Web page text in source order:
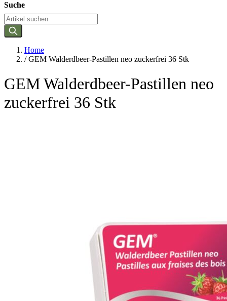
Suche
Home
/ GEM Walderdbeer-Pastillen neo zuckerfrei 36 Stk
GEM Walderdbeer-Pastillen neo
zuckerfrei 36 Stk